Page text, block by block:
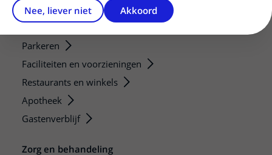
Wat is uw ervaring met het UMC Utrecht?
Parkeren
Faciliteiten en voorzieningen
Restaurants en winkels
Apotheek
Gastenverblijf
Zorg en behandeling
Nee, liever niet Akkoord